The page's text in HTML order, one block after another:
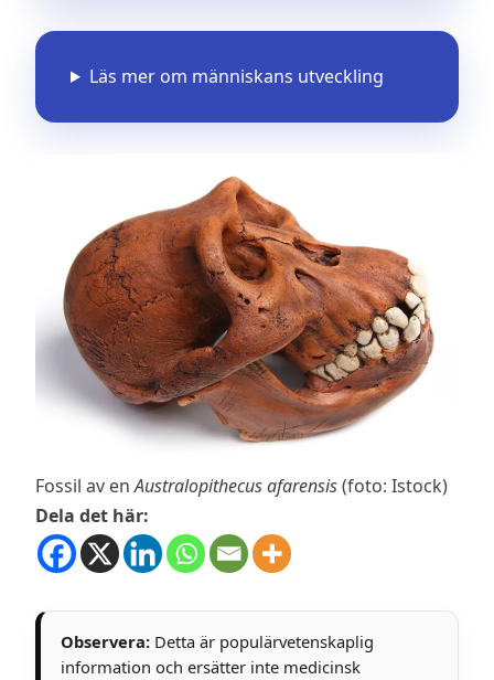
Läs mer om människans utveckling
Fossil av enAustralopithecus afarensis(foto: Istock)
Dela det här:
Observera: Detta är populärvetenskaplig
information och ersätter inte medicinsk